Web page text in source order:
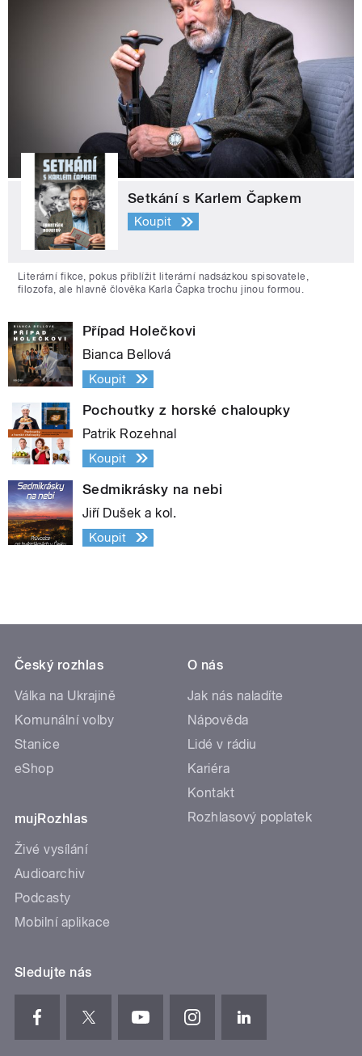
Setkání s Karlem Čapkem
Koupit
Literární fikce, pokus přiblížit literární nadsázkou spisovatele,
filozofa, ale hlavně člověka Karla Čapka trochu jinou formou.
Případ Holečkovi
Bianca Bellová
Koupit
Pochoutky z horské chaloupky
Patrik Rozehnal
Koupit
Sedmikrásky na nebi
Jiří Dušek a kol.
Koupit
Český rozhlas
Válka na Ukrajině
Komunální volby
Stanice
eShop
mujRozhlas
Živé vysílání
Audioarchiv
Podcasty
Mobilní aplikace
O nás
Jak nás naladíte
Nápověda
Lidé v rádiu
Kariéra
Kontakt
Rozhlasový poplatek
Sledujte nás